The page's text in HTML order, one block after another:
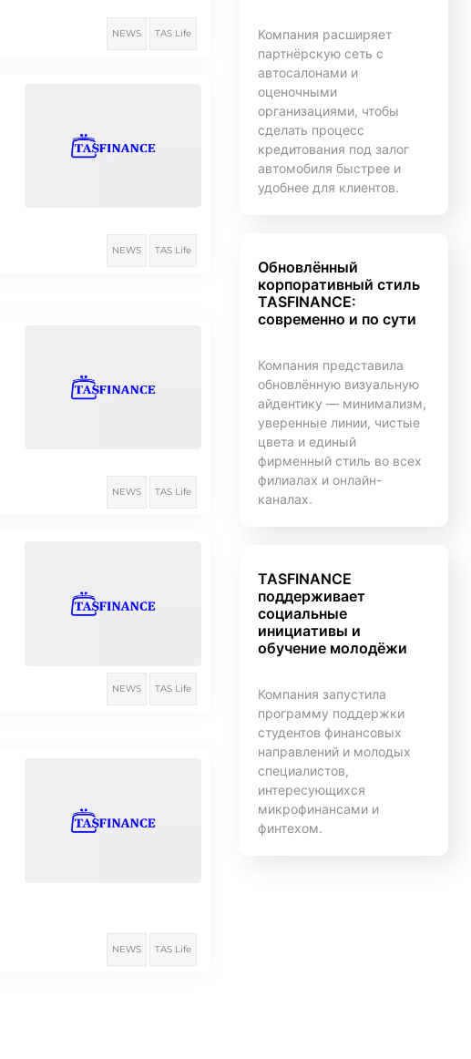
NEWS TAS Life
NEWS TAS Life
NEWS TAS Life
NEWS TAS Life
NEWS TAS Life
Компания расширяет
партнёрскую сеть с
автосалонами и
оценочными
организациями, чтобы
сделать процесс
кредитования под залог
автомобиля быстрее и
удобнее для клиентов.
Обновлённый
корпоративный стиль
TASFINANCE:
современно и по сути
Компания представила
обновлённую визуальную
айдентику — минимализм,
уверенные линии, чистые
цвета и единый
фирменный стиль во всех
филиалах и онлайн-
каналах.
TASFINANCE
поддерживает
социальные
инициативы и
обучение молодёжи
Компания запустила
программу поддержки
студентов финансовых
направлений и молодых
специалистов,
интересующихся
микрофинансами и
финтехом.